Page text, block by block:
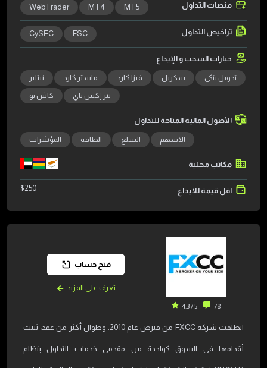
منصات التداول MT5
MT4
WebTrader
تراخيص التداول FSC
CySEC
خيارات السحب و الإيداع
تحويل بنكي سكريل فيزا كارد ماستر كارد
نيتلير
تنر إكس باي
كاش يو
الأصول المالية المتاحة للتداول
الاسهم السلع الطاقة المؤشرات
مكاتب محلية
اقل قيمة للايداع $250
78
5 / 4.3
انطلقت شركة FXCC من قبرص عام 2010. وطوال أكثر من عقد، ثبتت
أقدامها في السوق كواحدة من مقدمي خدمات التداول بنظام
فتح حساب
تعرف على المزيد